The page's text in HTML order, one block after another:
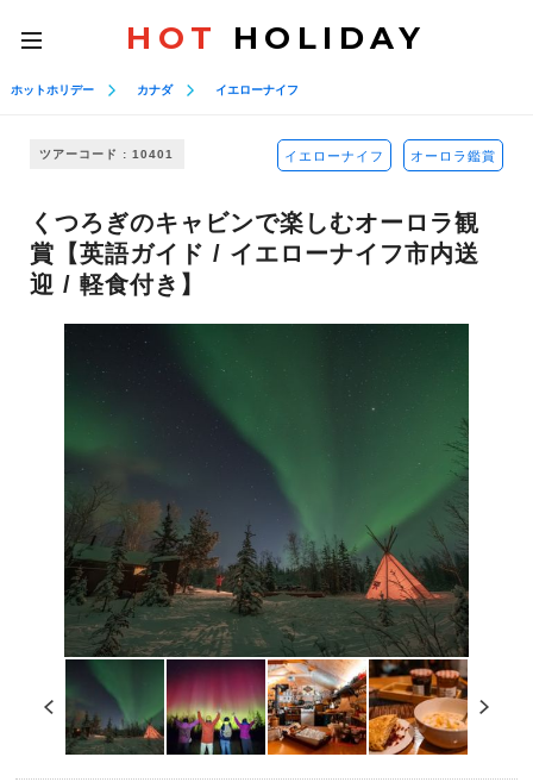
toggle
navigation
HOT HOLIDAY
ホットホリデー カナダ イエローナイフ
ツアーコード : 10401 イエローナイフ オーロラ鑑賞
くつろぎのキャビンで楽しむオーロラ観
賞【英語ガイド / イエローナイフ市内送
迎 / 軽食付き】